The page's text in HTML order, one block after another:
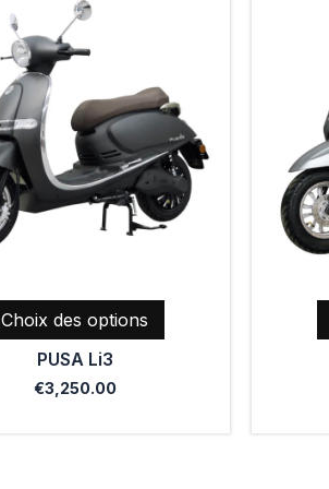
PUSA Li3
€3,250.00
Choix des options
produit
variations.
Les
options
peuvent
être
choisies
page
du
produit